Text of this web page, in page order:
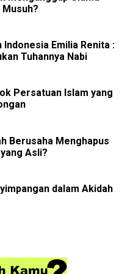
Indonesia Emilia Renita :
Tuhannya Nabi
Persatuan Islam yang
Berusaha Menghapus
Asli?
dalam Akidah